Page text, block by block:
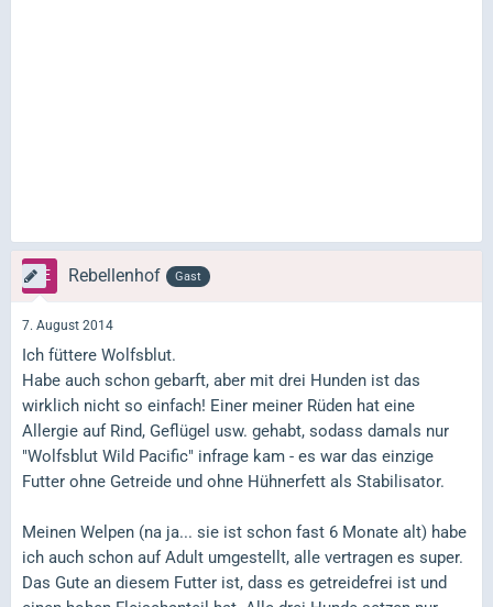
Rebellenhof Gast
7. August 2014
Ich füttere Wolfsblut.
Habe auch schon gebarft, aber mit drei Hunden ist das
wirklich nicht so einfach! Einer meiner Rüden hat eine
Allergie auf Rind, Geflügel usw. gehabt, sodass damals nur
"Wolfsblut Wild Pacific" infrage kam - es war das einzige
Futter ohne Getreide und ohne Hühnerfett als Stabilisator.
Meinen Welpen (na ja... sie ist schon fast 6 Monate alt) habe
ich auch schon auf Adult umgestellt, alle vertragen es super.
Das Gute an diesem Futter ist, dass es getreidefrei ist und